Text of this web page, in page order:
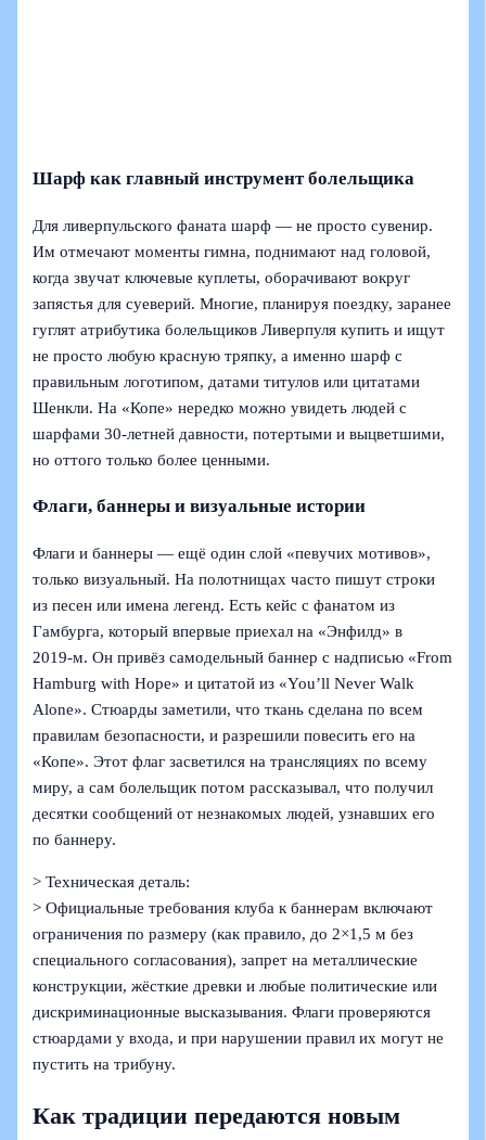
Шарф как главный инструмент болельщика
Для ливерпульского фаната шарф — не просто сувенир.
Им отмечают моменты гимна, поднимают над головой,
когда звучат ключевые куплеты, оборачивают вокруг
запястья для суеверий. Многие, планируя поездку, заранее
гуглят атрибутика болельщиков Ливерпуля купить и ищут
не просто любую красную тряпку, а именно шарф с
правильным логотипом, датами титулов или цитатами
Шенкли. На «Копе» нередко можно увидеть людей с
шарфами 30‑летней давности, потертыми и выцветшими,
но оттого только более ценными.
Флаги, баннеры и визуальные истории
Флаги и баннеры — ещё один слой «певучих мотивов»,
только визуальный. На полотнищах часто пишут строки
из песен или имена легенд. Есть кейс с фанатом из
Гамбурга, который впервые приехал на «Энфилд» в
2019‑м. Он привёз самодельный баннер с надписью «From
Hamburg with Hope» и цитатой из «You’ll Never Walk
Alone». Стюарды заметили, что ткань сделана по всем
правилам безопасности, и разрешили повесить его на
«Копе». Этот флаг засветился на трансляциях по всему
миру, а сам болельщик потом рассказывал, что получил
десятки сообщений от незнакомых людей, узнавших его
по баннеру.
> Техническая деталь:
> Официальные требования клуба к баннерам включают
ограничения по размеру (как правило, до 2×1,5 м без
специального согласования), запрет на металлические
конструкции, жёсткие древки и любые политические или
дискриминационные высказывания. Флаги проверяются
стюардами у входа, и при нарушении правил их могут не
пустить на трибуну.
Как традиции передаются новым